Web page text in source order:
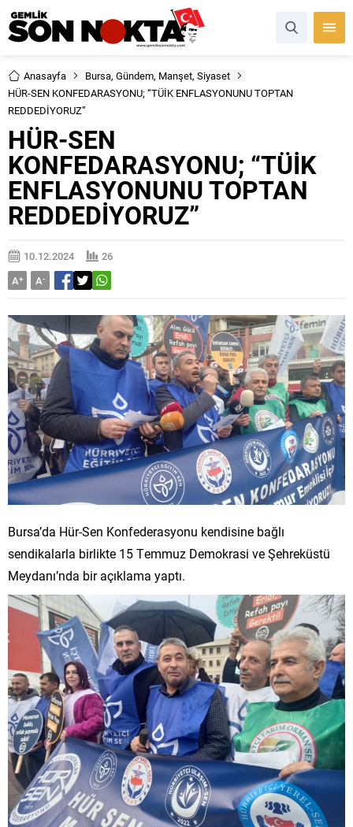
Anasayfa Bursa, Gündem, Manşet, Siyaset
HÜR-SEN KONFEDARASYONU; “TÜİK ENFLASYONUNU TOPTAN
REDDEDİYORUZ”
HÜR-SEN
KONFEDARASYONU; “TÜİK
ENFLASYONUNU TOPTAN
REDDEDİYORUZ”
10.12.2024
26
A+ A-
Bursa’da Hür-Sen Konfederasyonu kendisine bağlı
sendikalarla birlikte 15 Temmuz Demokrasi ve Şehreküstü
Meydanı’nda bir açıklama yaptı.